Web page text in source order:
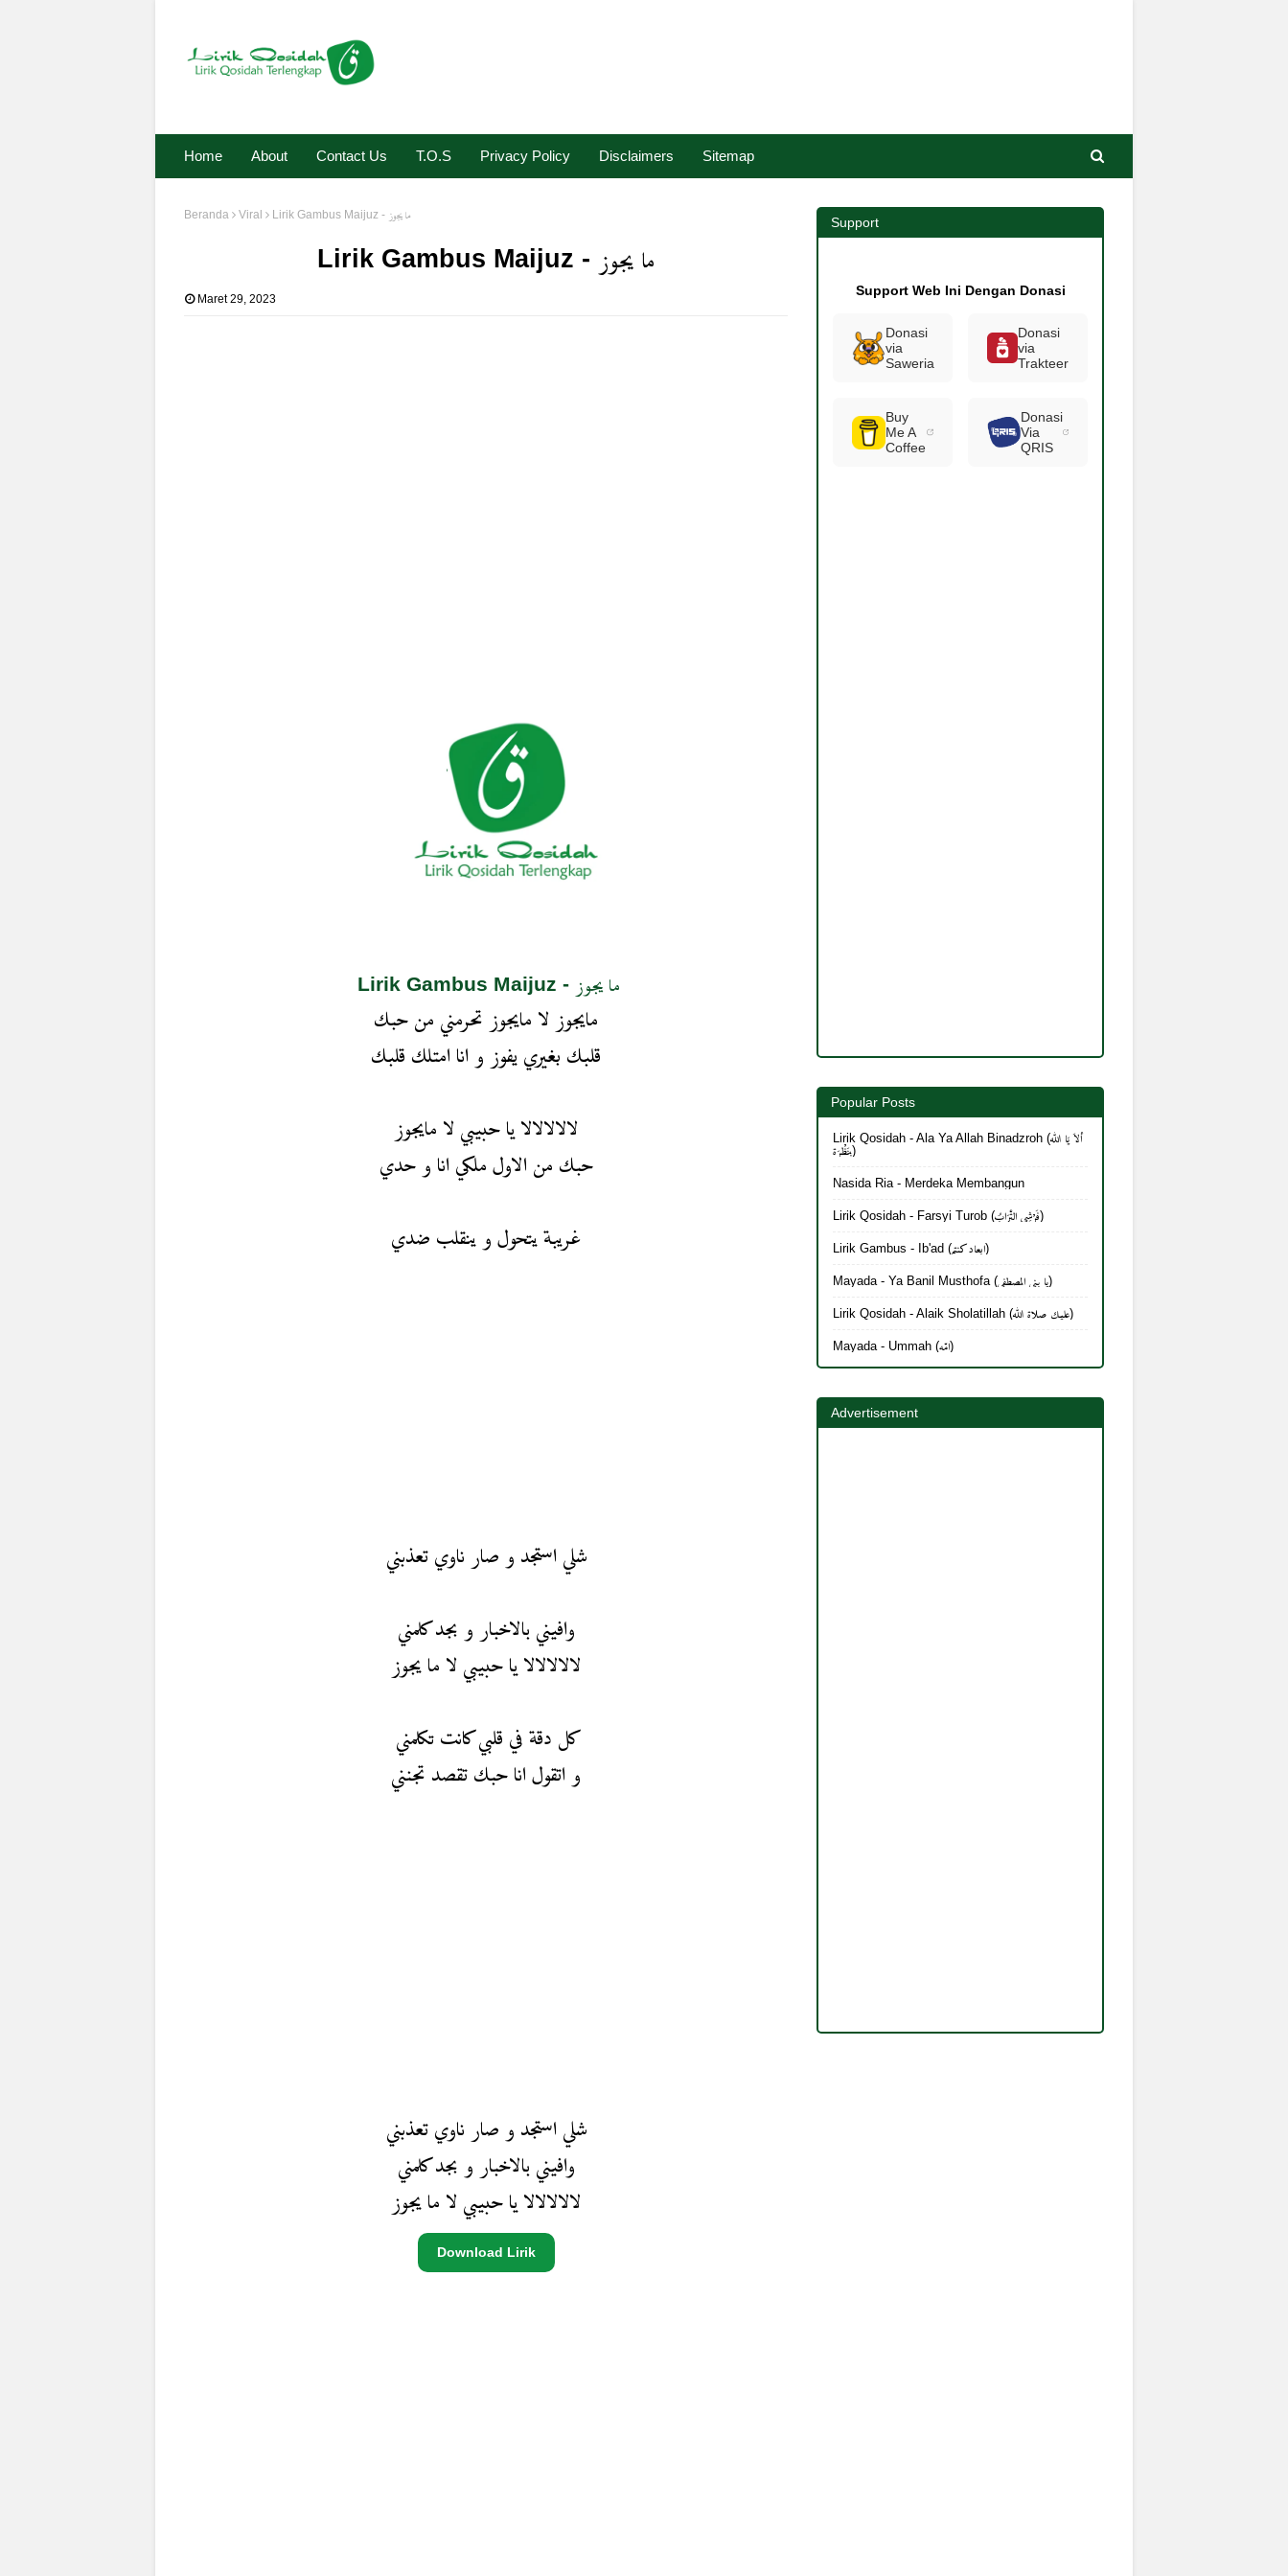
Home About Contact Us T.O.S Privacy Policy Disclaimers Sitemap
Beranda Viral Lirik Gambus Maijuz - ما يجوز
Lirik Gambus Maijuz - ما يجوز
Maret 29, 2023
Lirik Gambus Maijuz - ما يجوز
مايجوز لا مايجوز تحرمني من حبك
قلبك بغيري يفوز و انا امتلك قلبك
لالالالالا يا حبيبي لا مايجوز
حبك من الاول ملكي انا و حدي
غريبة يتحول و ينقلب ضدي
شلي استجد و صار ناوي تعذبني
وافيني بالاخبار و بجد كلمني
لالالالالا يا حبيبي لا ما يجوز
كل دقة في قلبي كانت تكلمني
و اتقول انا حبك تقصد تجنني
شلي استجد و صار ناوي تعذبني
وافيني بالاخبار و بجد كلمني
لالالالالا يا حبيبي لا ما يجوز
Download Lirik
Support
Support Web Ini Dengan Donasi
Donasi
via
Saweria
Donasi
via
Trakteer
Buy
Me A
Coffee
Donasi
Via
QRIS
Popular Posts
Lirik Qosidah - Ala Ya Allah Binadzroh (أَلاَ يَا الله
بِنَظْرَة)
Nasida Ria - Merdeka Membangun
Lirik Qosidah - Farsyi Turob (فَرْشِي التُّرَابُ)
Lirik Gambus - Ib'ad (ابعاد كنتم)
Mayada - Ya Banil Musthofa (يا بنی المصطفی)
Lirik Qosidah - Alaik Sholatillah (عليك صلاة الله)
Mayada - Ummah (امّه)
Advertisement